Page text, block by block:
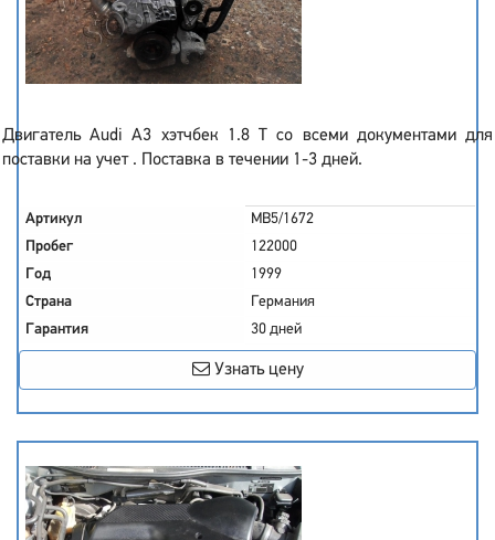
Двигатель Audi A3 хэтчбек 1.8 T со всеми документами для
поставки на учет . Поставка в течении 1-3 дней.
Артикул
MB5/1672
Пробег
122000
Год
1999
Страна
Германия
Гарантия
30 дней
Узнать цену